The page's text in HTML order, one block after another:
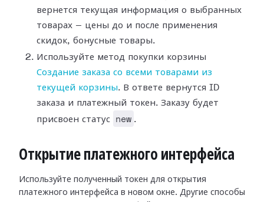
вернется текущая информация о выбранных
товарах — цены до и после применения
скидок, бонусные товары.
Используйте метод покупки корзины
Создание заказа со всеми товарами из
текущей корзины. В ответе вернутся ID
заказа и платежный токен. Заказу будет
присвоен статус
new .
Открытие платежного интерфейса
Используйте полученный токен для открытия
платежного интерфейса в новом окне. Другие способы